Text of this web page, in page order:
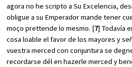
agora no he scripto a Su Excelencia,
obligue a su Emperador mande tener
moço prettende lo mesmo. [7] Todavía
cosa loable el favor de los mayores y
vuestra merced con conjuntura se
recordarse dél en hazerle merced y